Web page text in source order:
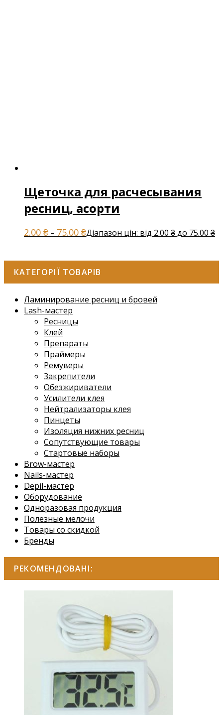
Щеточка для расчесывания
ресниц, асорти
2.00 ₴ – 75.00 ₴Діапазон цін: від 2.00 ₴ до 75.00 ₴
КАТЕГОРІЇ ТОВАРІВ
Ламинирование ресниц и бровей
Lash-мастер
Ресницы
Клей
Препараты
Праймеры
Ремуверы
Закрепители
Обезжириватели
Усилители клея
Нейтрализаторы клея
Пинцеты
Изоляция нижних ресниц
Сопутствующие товары
Стартовые наборы
Brow-мастер
Nails-мастер
Depil-мастер
Оборудование
Одноразовая продукция
Полезные мелочи
Товары со скидкой
Бренды
РЕКОМЕНДОВАНІ: